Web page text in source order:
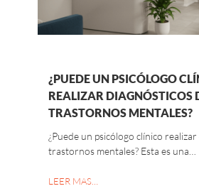
¿PUEDE UN PSICÓLOGO
REALIZAR DIAGNÓSTICOS
TRASTORNOS MENTALES?
¿Puede un psicólogo clínico
trastornos mentales? Esta es una…
LEER MAS…